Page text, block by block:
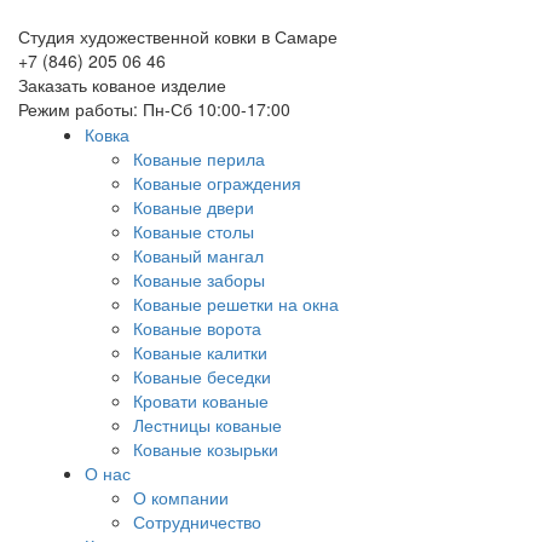
Студия художественной ковки в Самаре
+7 (846) 205 06 46
Заказать кованое изделие
Режим работы: Пн-Сб 10:00-17:00
Ковка
Кованые перила
Кованые ограждения
Кованые двери
Кованые столы
Кованый мангал
Кованые заборы
Кованые решетки на окна
Кованые ворота
Кованые калитки
Кованые беседки
Кровати кованые
Лестницы кованые
Кованые козырьки
О нас
О компании
Сотрудничество